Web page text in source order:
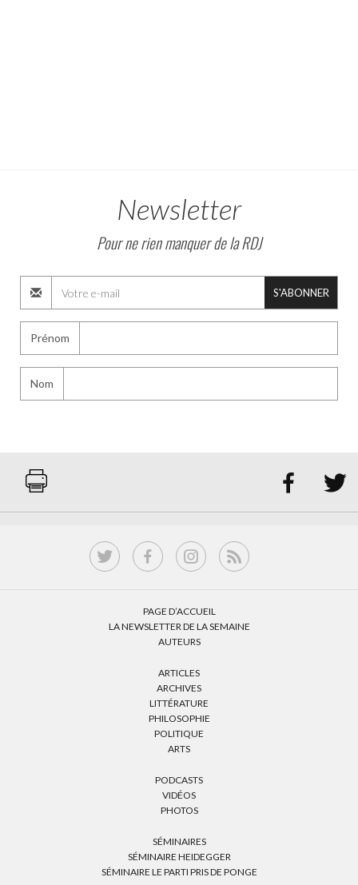
Newsletter
Pour ne rien manquer de la RDJ
S'ABONNER
Prénom
Nom
 
PAGE D’ACCUEIL
LA NEWSLETTER DE LA SEMAINE
AUTEURS
ARTICLES
ARCHIVES
LITTÉRATURE
PHILOSOPHIE
POLITIQUE
ARTS
PODCASTS
VIDÉOS
PHOTOS
SÉMINAIRES
SÉMINAIRE HEIDEGGER
SÉMINAIRE LE PARTI PRIS DE PONGE